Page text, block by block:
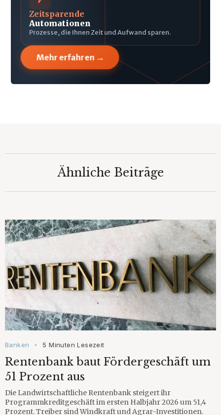
Zeitsparende
Automationen
Prozesse, die Ihnen Zeit und Aufwand sparen.
Mehr erfahren →
Ähnliche Beiträge
Banken • 5 Minuten Lesezeit
Rentenbank baut Fördergeschäft um
51 Prozent aus
Die Landwirtschaftliche Rentenbank steigert ihr
Programmkreditgeschäft im ersten Halbjahr 2026 um 51,4
Prozent. Treiber sind Windkraft und Agrar-Investitionen.